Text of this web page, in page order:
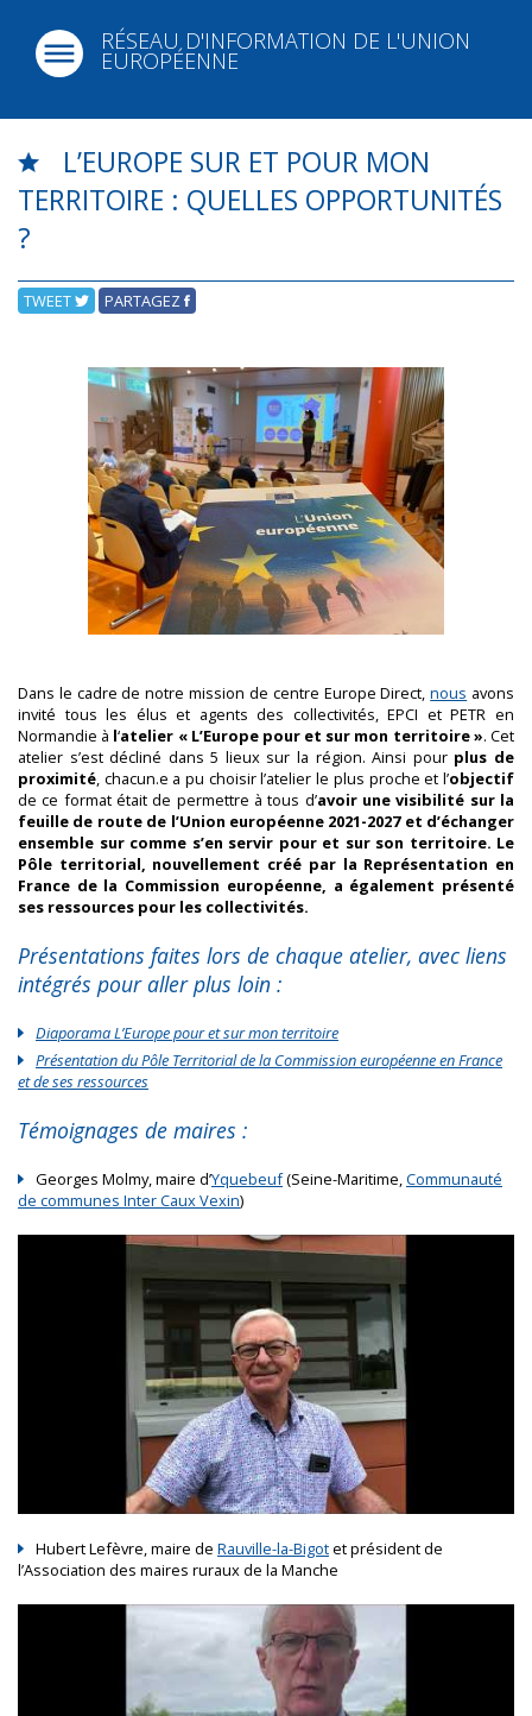
RÉSEAU D'INFORMATION DE L'UNION
EUROPÉENNE
L’EUROPE SUR ET POUR MON
TERRITOIRE : QUELLES OPPORTUNITÉS
?
TWEET PARTAGEZ
Dans le cadre de notre mission de centre Europe Direct,nous avons
invité tous les élus et agents des collectivités, EPCI et PETR en
Normandie à l‘atelier « L’Europe pour et sur mon territoire ». Cet
atelier s’est décliné dans 5 lieux sur la région. Ainsi pour plus de
proximité, chacun.e a pu choisir l’atelier le plus proche et l’objectif
de ce format était de permettre à tous d’avoir une visibilité sur la
feuille de route de l’Union européenne 2021-2027 et d’échanger
ensemble sur comme s’en servir pour et sur son territoire. Le
Pôle territorial, nouvellement créé par la Représentation en
France de la Commission européenne, a également présenté
ses ressources pour les collectivités.
Présentations faites lors de chaque atelier, avec liens
intégrés pour aller plus loin :
Diaporama L’Europe pour et sur mon territoire
Présentation du Pôle Territorial de la Commission européenne en France
et de ses ressources
Témoignages de maires :
Georges Molmy, maire d’Yquebeuf(Seine-Maritime,Communauté
de communes Inter Caux Vexin)
Hubert Lefèvre, maire de Rauville-la-Bigotet président de
l’Association des maires ruraux de la Manche